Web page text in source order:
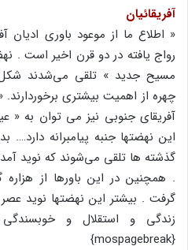
آفریقائیان
« اطلاع ما از موعود باوری ادیان
رواج یافته در دو قرن اخیر است .
مسیح جدید » تلقی می‌شدند شکل
چهره از اهمیت بیشتری
آفریقای جنوبی نیز می توان به «
این نهضتها جنبه پیامبرانه
گذشته ها تلقی می‌شوند که نوید
. همچنین در این باورها از
گرفت . بیشتر این نهضتها نوید
{mospagebreak}